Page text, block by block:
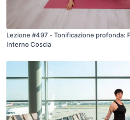
Lezione #497 - Tonificazione profonda:
Interno Coscia